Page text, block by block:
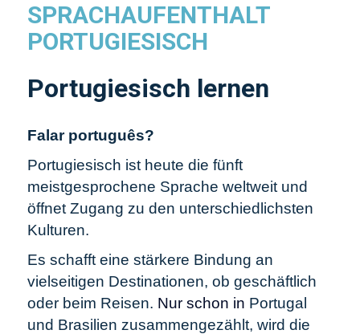
SPRACHAUFENTHALT
PORTUGIESISCH
Portugiesisch lernen
Falar português?
Portugiesisch ist heute die fünft
meistgesprochene Sprache weltweit und
öffnet Zugang zu den unterschiedlichsten
Kulturen.
Es schaffteine stärkere Bindung an
vielseitigen Destinationen, ob geschäftlich
oder beim Reisen. Nur schon in Portugal
und Brasilien zusammengezählt, wird die